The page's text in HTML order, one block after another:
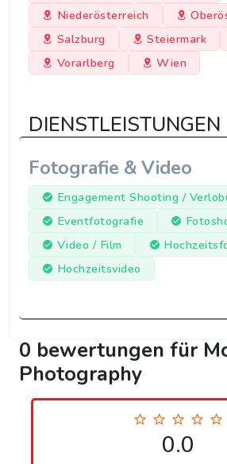
Niederösterreich
Salzburg
Steiermark
Vorarlberg
Wien
DIENSTLEISTUNGEN
Fotografie & Video
Engagement Shooting /
Eventfotografie
Video / Film
Hochzeitsvideo
0 bewertungen für
Photography
0.0